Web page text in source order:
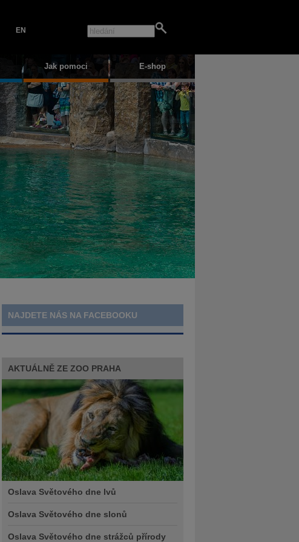
EN
Jak pomoci E-shop
NAJDETE NÁS NA FACEBOOKU
AKTUÁLNĚ ZE ZOO PRAHA
Oslava Světového dne lvů
Oslava Světového dne slonů
Oslava Světového dne strážců přírody